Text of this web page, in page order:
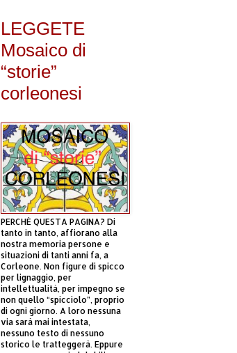
LEGGETE
Mosaico di
“storie”
corleonesi
PERCHÈ QUESTA PAGINA? Di
tanto in tanto, affiorano alla
nostra memoria persone e
situazioni di tanti anni fa, a
Corleone. Non figure di spicco
per lignaggio, per
intellettualità, per impegno se
non quello “spicciolo”, proprio
di ogni giorno. A loro nessuna
via sarà mai intestata,
nessuno testo di nessuno
storico le tratteggerà. Eppure